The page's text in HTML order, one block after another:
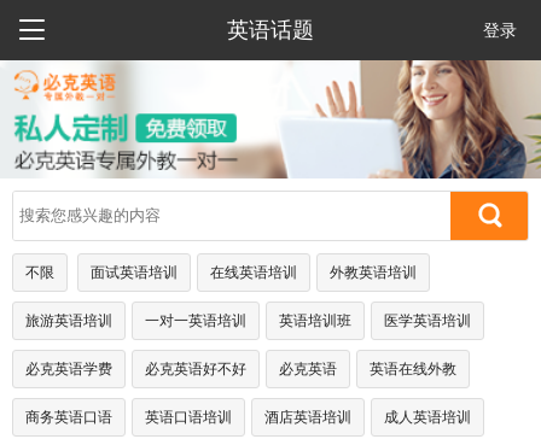
 英语话题 登录
不限 面试英语培训 在线英语培训 外教英语培训
旅游英语培训 一对一英语培训 英语培训班 医学英语培训
必克英语学费 必克英语好不好 必克英语 英语在线外教
商务英语口语 英语口语培训 酒店英语培训 成人英语培训